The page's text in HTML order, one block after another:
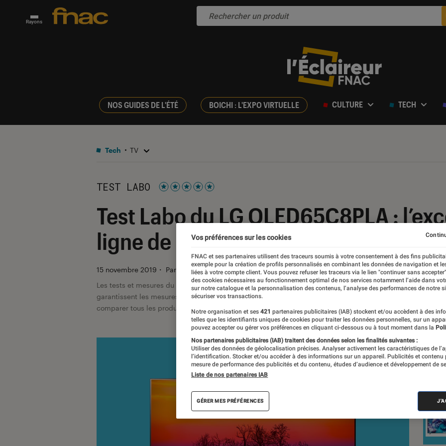
Rayons
NOS GUIDES DE L'ÉTÉ BOICHI : L'EXPO VIRTUELLE CULTURE TECH
Tech TV
TEST LABO
Test Labo du LG OLED65C8PLA :
ligne de mire
15 novembre 2019 ・ Par
Pierre Blanc
Les tests et mesures du Labo Fnac sont réalisés en toute indépendance du commerce ou des fabricants
garantissent les mesures grâce à leur expertise, et aux équipements de mesures les plus précis. Pour en
comparer tous les produits, visitez notre
comparateur
Vos préférences sur les cookies
FNAC et ses partenaires utilisent des traceurs soumis à votre consentement à des fins
exemple pour la création de profils personnalisés en combinant les données de navigation et
liées à votre compte client. Vous pouvez refuser les traceurs via le lien "continuer sans
des cookies nécessaires au fonctionnement optimal de nos services notamment l’aide dans
sur notre catalogue et la personnalisation des contenus, l’analyse des performances de notre
sécuriser vos transactions.
Notre organisation et ses 421 partenaires publicitaires (IAB) stockent et/ou accèdent à des
telles que les identifiants uniques de cookies pour traiter les données personnelles, sur un
pouvez accepter ou gérer vos préférences en cliquant ci-dessous ou à tout moment dans la
Nos partenaires publicitaires (IAB) traitent des données selon les finalités suivantes :
Utiliser des données de géolocalisation précises. Analyser activement les caractéristiques de
l’identification. Stocker et/ou accéder à des informations sur un appareil. Publicités et contenu
mesure de performance des publicités et du contenu, études d’audience et développement de
Liste de nos partenaires IAB
GÉRER MES PRÉFÉRENCES